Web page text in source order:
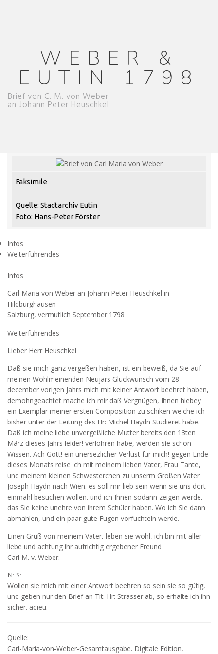
WEBER &
EUTIN 1798
Brief von C. M. von Weber
an Johann Peter Heuschkel
Faksimile
Quelle: Stadtarchiv Eutin
Foto: Hans-Peter Förster
Infos
Weiterführendes
Infos
Carl Maria von Weber an Johann Peter Heuschkel in
Hildburghausen
Salzburg, vermutlich September 1798
Weiterführendes
Lieber Herr Heuschkel
Daß sie mich ganz vergeßen haben, ist ein beweiß, da Sie auf
meinen Wohlmeinenden Neujars Glückwunsch vom 28
december vorigen Jahrs mich mit keiner Antwort beehret haben,
demohngeachtet mache ich mir daß Vergnügen, Ihnen hiebey
ein Exemplar meiner ersten Composition zu schiken welche ich
bisher unter der Leitung des Hr: Michel Haydn Studieret habe.
Daß ich meine liebe unvergeßliche Mutter bereits den 13ten
März dieses Jahrs leider! verlohren habe, werden sie schon
Wissen. Ach Gott! ein unersezlicher Verlust für mich! gegen Ende
dieses Monats reise ich mit meinem lieben Vater, Frau Tante,
und meinem kleinen Schwesterchen zu unserm Großen Vater
Joseph Haydn nach Wien. es soll mir lieb sein wenn sie uns dort
einmahl besuchen wollen. und ich Ihnen sodann zeigen werde,
das Sie keine unehre von ihrem Schüler haben. Wo ich Sie dann
abmahlen, und ein paar gute Fugen vorfuchteln werde.
Einen Gruß von meinem Vater, leben sie wohl, ich bin mit aller
liebe und achtung ihr aufrichtig ergebener Freund
Carl M. v. Weber.
N: S:
Wollen sie mich mit einer Antwort beehren so sein sie so gütig,
und geben nur den Brief an Tit: Hr: Strasser ab, so erhalte ich ihn
sicher. adieu.
Quelle:
Carl-Maria-von-Weber-Gesamtausgabe. Digitale Edition,